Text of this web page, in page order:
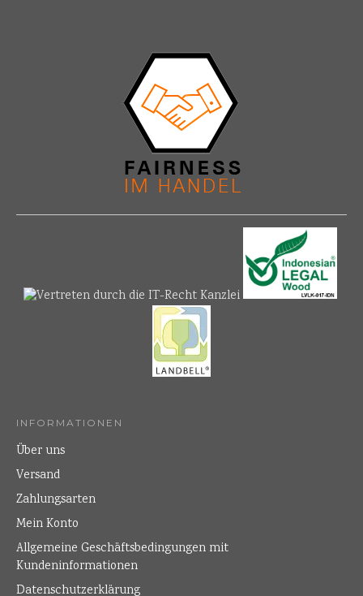
INFORMATIONEN
Über uns
Versand
Zahlungsarten
Mein Konto
Allgemeine Geschäftsbedingungen mit
Kundeninformationen
Datenschutzerklärung